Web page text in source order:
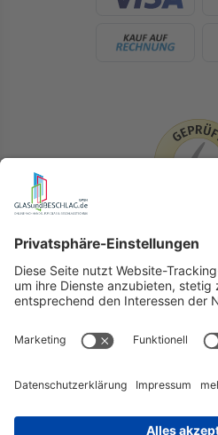
HerstellerBeratungFAQGlossar